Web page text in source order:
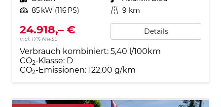
Leistung 85 kW (116 PS) Kilometerstand 9 km
24.918,– €
incl. 17% MwSt.
Details
Verbrauch kombiniert: 5,40 l/100km
CO2-Klasse: D
CO2-Emissionen: 122,00 g/km